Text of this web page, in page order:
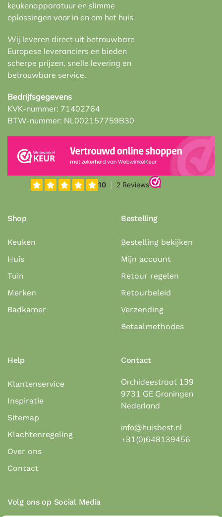
keukenapparatuur en slimme
oplossingen voor in en om het huis.
Wij leveren direct uit betrouwbare
Europese leveranciers en bieden
scherpe prijzen, snelle levering en
betrouwbare service.
Bedrijfsgegevens
KVK-nummer: 71402764
BTW-nummer: NL002157759B30
Shop
Keuken
Huis
Tuin
Merken
Badkamer
Bestelling
Bestelling bekijken
Mijn account
Retour regelen
Retourbeleid
Verzending
Betaalmethodes
Help
Klantenservice
Inspiratie
Sitemap
Klachtenregeling
Over ons
Contact
Contact
Orchideestraat 139
9731 GE Groningen
Nederland
info@huisbest.nl
+31(0)648139456
Volg ons op Social Media